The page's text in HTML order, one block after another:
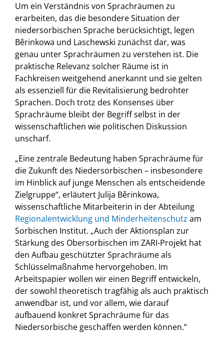
Um ein Verständnis von Sprachräumen zu
erarbeiten, das die besondere Situation der
niedersorbischen Sprache berücksichtigt, legen
Běrinkowa und Laschewski zunächst dar, was
genau unter Sprachräumen zu verstehen ist. Die
praktische Relevanz solcher Räume ist in
Fachkreisen weitgehend anerkannt und sie gelten
als essenziell für die Revitalisierung bedrohter
Sprachen. Doch trotz des Konsenses über
Sprachräume bleibt der Begriff selbst in der
wissenschaftlichen wie politischen Diskussion
unscharf.
„Eine zentrale Bedeutung haben Sprachräume für
die Zukunft des Niedersorbischen – insbesondere
im Hinblick auf junge Menschen als entscheidende
Zielgruppe“, erläutert Julija Běrinkowa,
wissenschaftliche Mitarbeiterin in der Abteilung
Regionalentwicklung und Minderheitenschutz am
Sorbischen Institut. „Auch der Aktionsplan zur
Stärkung des Obersorbischen im ZARI-Projekt hat
den Aufbau geschützter Sprachräume als
Schlüsselmaßnahme hervorgehoben. Im
Arbeitspapier wollen wir einen Begriff entwickeln,
der sowohl theoretisch tragfähig als auch praktisch
anwendbar ist, und vor allem, wie darauf
aufbauend konkret Sprachräume für das
Niedersorbische geschaffen werden können.“